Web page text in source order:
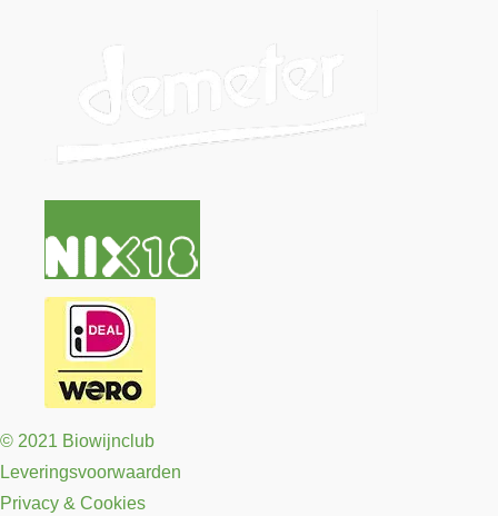
© 2021 Biowijnclub
Leveringsvoorwaarden
Privacy & Cookies